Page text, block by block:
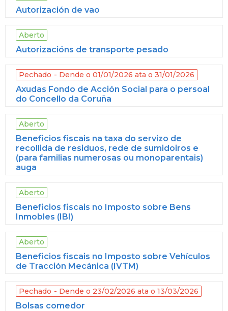
Autorización de vao
Aberto
Autorizacións de transporte pesado
Pechado Dende o 01/01/2026 ata o 31/01/2026
Axudas Fondo de Acción Social para o persoal
do Concello da Coruña
Aberto
Beneficios fiscais na taxa do servizo de
recollida de residuos, rede de sumidoiros e
(para familias numerosas ou monoparentais)
auga
Aberto
Beneficios fiscais no Imposto sobre Bens
Inmobles (IBI)
Aberto
Beneficios fiscais no Imposto sobre Vehículos
de Tracción Mecánica (IVTM)
Pechado Dende o 23/02/2026 ata o 13/03/2026
Bolsas comedor